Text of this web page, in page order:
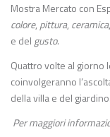
Mostra Mercato con
colore, pittura, ceramica,
e del gusto.
Quattro volte al giorno
coinvolgeranno
della villa e del giardino.
Per maggiori